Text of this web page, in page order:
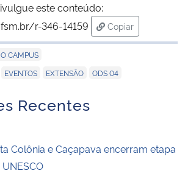
este conteúdo:
r-346-14159
Copiar
para área de
CAMPUS
EVENTOS EXTENSÃO ODS 04
Recentes
Colônia e Caçapava encerram etapa